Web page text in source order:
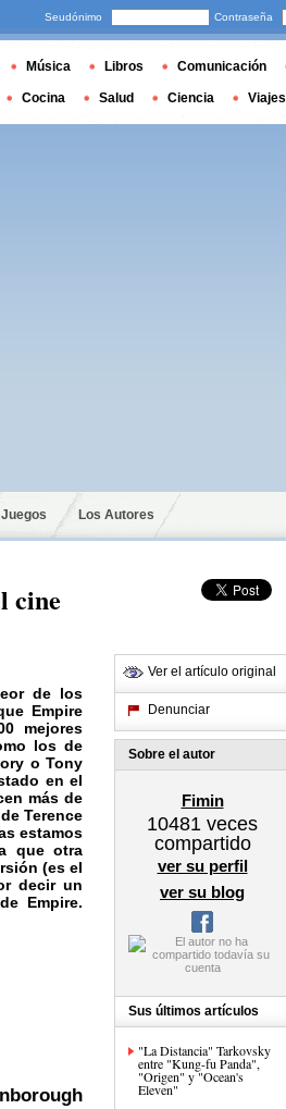
Juegos Los Autores
cine
de los
Empire
mejores
los de
o Tony
en el
más de
Terence
estamos
que otra
(es el
decir un
Empire.
Ver el artículo original
Denunciar
Sobre el autor
Fimin
10481 veces
compartido
ver su perfil
ver su blog
Sus últimos artículos
"La Distancia" Tarkovsky
entre "Kung-fu Panda",
"Origen" y "Ocean's
Eleven"
Seudónimo Contraseña
Música Libros Comunicación
Cocina Salud Ciencia Viajes